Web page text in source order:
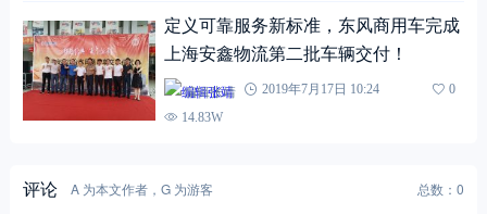
定义可靠服务新标准，东风商用车完成
上海安鑫物流第二批车辆交付！
编辑张靖 2019年7月17日 10:24
0
14.83W
评论 A 为本文作者，G 为游客 总数：0